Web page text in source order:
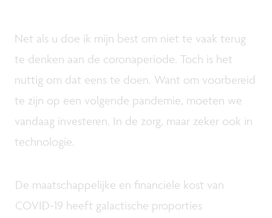
Net als u doe ik mijn best om niet te vaak terug
te denken aan de coronaperiode. Toch is het
nuttig om dat eens te doen. Want om voorbereid
te zijn op een volgende pandemie, moeten we
vandaag investeren. In de zorg, maar zeker ook in
technologie.
De maatschappelijke en financiële kost van
COVID-19 heeft galactische proporties